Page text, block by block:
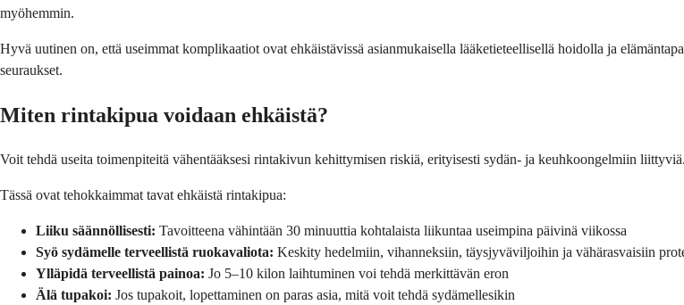
myöhemmin.
Hyvä uutinen on, että useimmat komplikaatiot ovat ehkäistävissä asianmukaisella lääketieteellisellä hoidolla ja
seuraukset.
Miten rinta­kipua voidaan ehkäistä?
Voit tehdä useita toimenpiteitä vähentääksesi rinta­kivun kehittymisen riskiä, erityisesti sydän- ja keuhko­ongelmiin
Tässä ovat tehokkaimmat tavat ehkäistä rinta­kipua:
Liiku säännöllisesti: Tavoitteena vähintään 30 minuuttia kohtalaista liikuntaa useimpina päivinä viikossa
Syö sydämelle terveellistä ruokavaliota: Keskity hedelmiin, vihanneksiin, täysjyväviljoihin ja vähärasvaisiin
Ylläpidä terveellistä painoa: Jo 5–10 kilon laihtuminen voi tehdä merkittävän eron
Älä tupakoi: Jos tupakoit, lopettaminen on paras asia, mitä voit tehdä sydämellesikin